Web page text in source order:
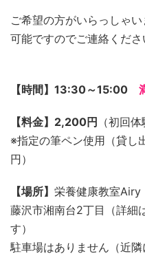
ご希望の方がいらっしゃ
可能ですのでご連絡くださ
【時間】13:30～15:00
【料金】2,200円 （初回
※指定の筆ペン使用（貸し
円）
【場所】 栄養健康教室Airy
藤沢市湘南台2丁目（詳細
す）
駐車場はありません（近